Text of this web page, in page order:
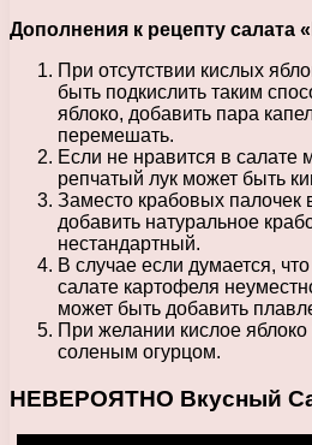
Дополнения к рецепту салата
При отсутствии кислых
быть подкислить таким
яблоко, добавить пара
перемешать.
Если не нравится в салате
репчатый лук может быть
Заместо крабовых палочек
добавить натуральное
нестандартный.
В случае если думается,
салате картофеля
может быть добавить
При желании кислое
соленым огурцом.
НЕВЕРОЯТНО Вкусный